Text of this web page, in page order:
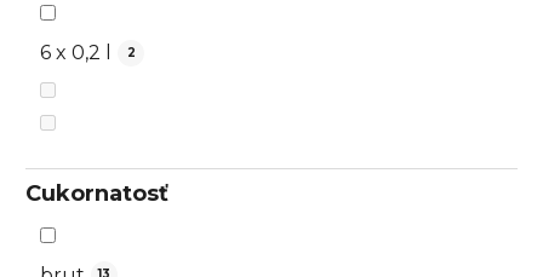
6 x 0,2 l 2
Cukornatosť